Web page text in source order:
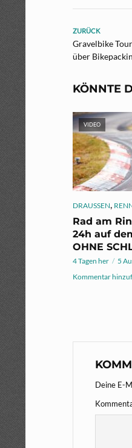
ZURÜCK
Gravelbike
über
KÖNNTE
VIDEO
DRAUSSEN,
Rad am
24h auf
OHNE
4 Tagen her
5
Kommentar
Deine E-